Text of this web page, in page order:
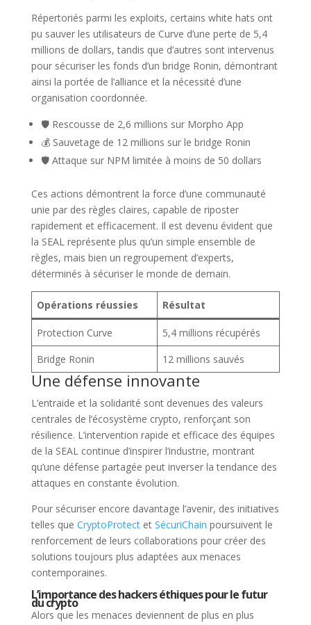
Répertoriés parmi les exploits, certains white hats ont
pu sauver les utilisateurs de Curve d’une perte de 5,4
millions de dollars, tandis que d’autres sont intervenus
pour sécuriser les fonds d’un bridge Ronin, démontrant
ainsi la portée de l’alliance et la nécessité d’une
organisation coordonnée.
🛡️ Rescousse de 2,6 millions sur Morpho App
💰 Sauvetage de 12 millions sur le bridge Ronin
🛡️ Attaque sur NPM limitée à moins de 50 dollars
Ces actions démontrent la force d’une communauté
unie par des règles claires, capable de riposter
rapidement et efficacement. Il est devenu évident que
la SEAL représente plus qu’un simple ensemble de
règles, mais bien un regroupement d’experts,
déterminés à sécuriser le monde de demain.
Opérations réussies Résultat
Protection Curve
5,4 millions récupérés
Bridge Ronin
12 millions sauvés
Une défense innovante
L’entraide et la solidarité sont devenues des valeurs
centrales de l’écosystème crypto, renforçant son
résilience. L’intervention rapide et efficace des équipes
de la SEAL continue d’inspirer l’industrie, montrant
qu’une défense partagée peut inverser la tendance des
attaques en constante évolution.
Pour sécuriser encore davantage l’avenir, des initiatives
telles que CryptoProtectet SécuriChain poursuivent le
renforcement de leurs collaborations pour créer des
solutions toujours plus adaptées aux menaces
contemporaines.
L’importance des hackers éthiques pour le futur
du crypto
Alors que les menaces deviennent de plus en plus